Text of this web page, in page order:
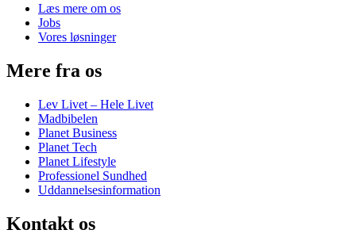
Læs mere om os
Jobs
Vores løsninger
Mere fra os
Lev Livet – Hele Livet
Madbibelen
Planet Business
Planet Tech
Planet Lifestyle
Professionel Sundhed
Uddannelsesinformation
Kontakt os